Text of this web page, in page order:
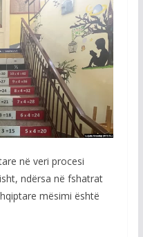
në veri procesi
ndërsa në fshatrat
mësimi është